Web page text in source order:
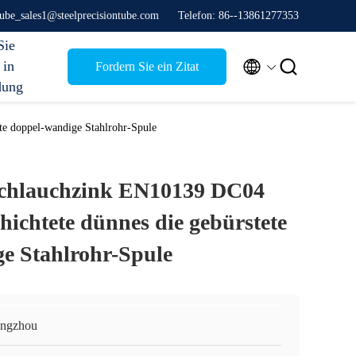
Telefon: 86--13861277353
in
Fordern Sie ein Zitat  
doppel-wandige Stahlrohr-Spule
EN10139 DC04
dünnes die gebürstete
Stahlrohr-Spule